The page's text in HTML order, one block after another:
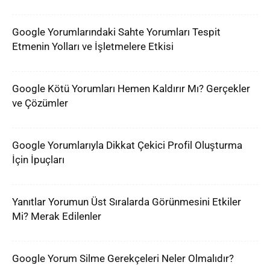
Google Yorumlarındaki Sahte Yorumları Tespit
Etmenin Yolları ve İşletmelere Etkisi
Google Kötü Yorumları Hemen Kaldırır Mı? Gerçekler
ve Çözümler
Google Yorumlarıyla Dikkat Çekici Profil Oluşturma
İçin İpuçları
Yanıtlar Yorumun Üst Sıralarda Görünmesini Etkiler
Mi? Merak Edilenler
Google Yorum Silme Gerekçeleri Neler Olmalıdır?